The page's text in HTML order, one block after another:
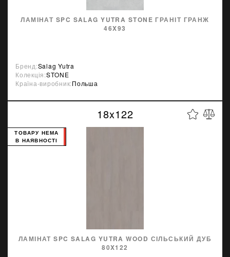
ЛАМІНАТ SPC SALAG YUTRA STONE ГРАНІТ ГРАНЖ
46X93
Бренд:Salag Yutra
Колекція:STONE
Країна-виробник:Польша
18x122
ЛАМІНАТ SPC SALAG YUTRA WOOD СІЛЬСЬКИЙ ДУБ
80X122
ТОВАРУ НЕМА
В НАЯВНОСТІ